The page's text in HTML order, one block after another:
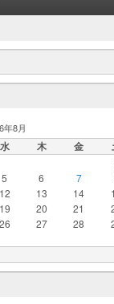
年8月
水 木 金
5 6 7
12 13 14
19 20 21
26 27 28